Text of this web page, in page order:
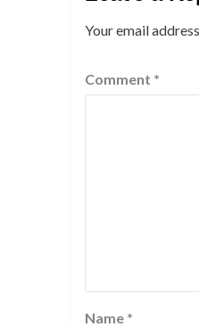
Your email
Comment *
Name *